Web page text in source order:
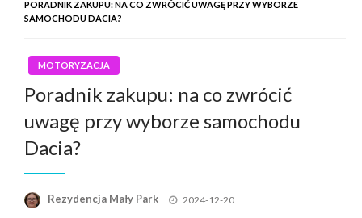
PORADNIK ZAKUPU: NA CO ZWRÓCIĆ UWAGĘ PRZY WYBORZE
SAMOCHODU DACIA?
MOTORYZACJA
Poradnik zakupu: na co zwrócić
uwagę przy wyborze samochodu
Dacia?
Rezydencja Mały Park
Opublikowane
2024-12-20